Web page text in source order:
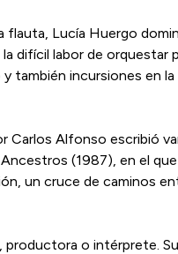
flauta, Lucía Huergo
difícil labor de orquestar
también incursiones en
Carlos Alfonso es­cribió
(1987), en el
un cruce de caminos
o intérprete.